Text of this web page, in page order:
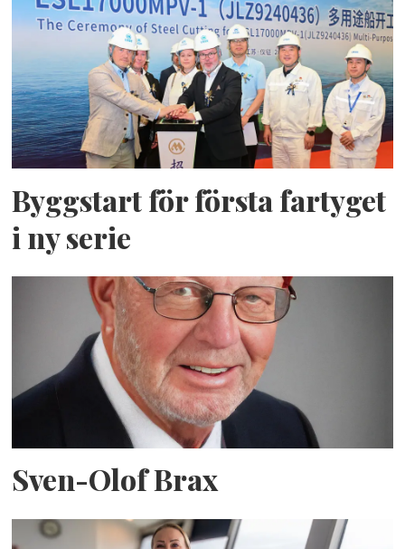
Byggstart för första fartyget
i ny serie
Sven-Olof Brax